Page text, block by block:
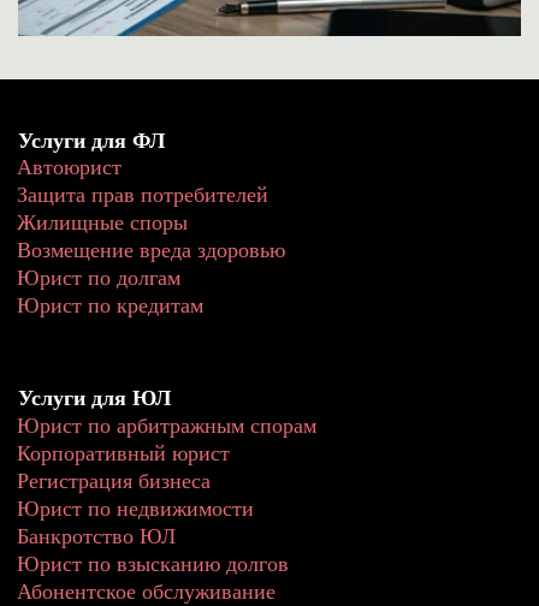
Услуги для ФЛ
Автоюрист
Защита прав потребителей
Жилищные споры
Возмещение вреда здоровью
Юрист по долгам
Юрист по кредитам
Услуги для ЮЛ
Юрист по арбитражным спорам
Корпоративный юрист
Регистрация бизнеса
Юрист по недвижимости
Банкротство ЮЛ
Юрист по взысканию долгов
Абонентское обслуживание